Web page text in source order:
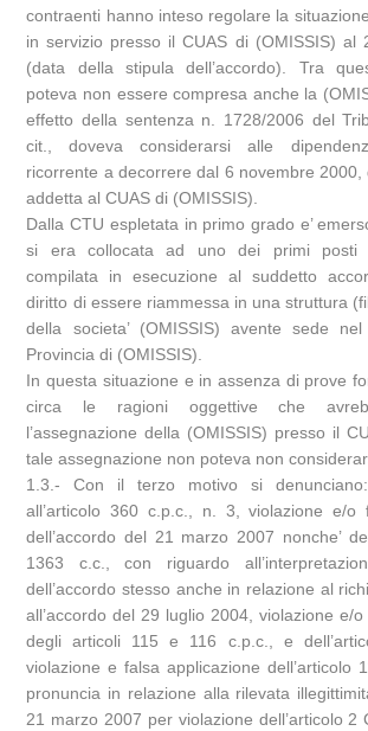
contraenti hanno inteso regolare la
in servizio presso il CUAS di (OMISSIS) al
(data della stipula dell’accordo). Tra
poteva non essere compresa anche la
effetto della sentenza n. 1728/2006 del
cit., doveva considerarsi alle
ricorrente a decorrere dal 6 novembre 2000,
addetta al CUAS di (OMISSIS).
Dalla CTU espletata in primo grado e’
si era collocata ad uno dei primi posti
compilata in esecuzione al suddetto
diritto di essere riammessa in una struttura
della societa’ (OMISSIS) avente sede
Provincia di (OMISSIS).
In questa situazione e in assenza di prove
circa le ragioni oggettive che
l’assegnazione della (OMISSIS) presso il
tale assegnazione non poteva non
1.3.- Con il terzo motivo si
all’articolo 360 c.p.c., n. 3, violazione e/o
dell’accordo del 21 marzo 2007 nonche’
1363 c.c., con riguardo
dell’accordo stesso anche in relazione al
all’accordo del 29 luglio 2004, violazione e/
degli articoli 115 e 116 c.p.c., e
violazione e falsa applicazione dell’articolo
pronuncia in relazione alla rilevata
21 marzo 2007 per violazione dell’articolo 2